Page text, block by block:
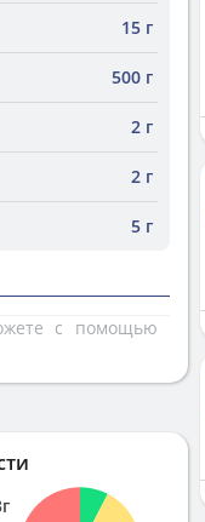
15 г
500 г
2 г
2 г
5 г
с помощью
г